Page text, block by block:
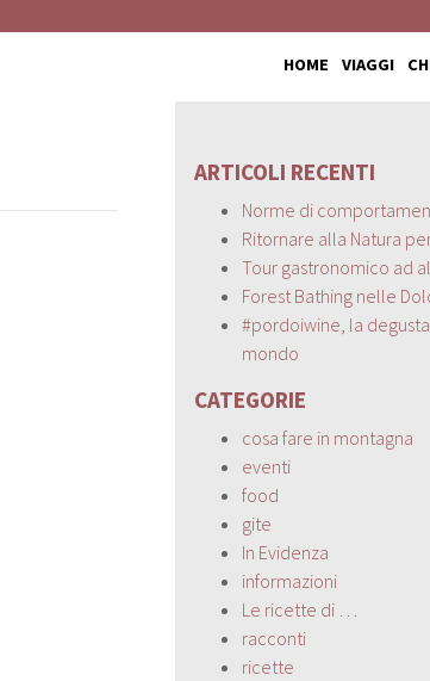
HOME VIAGGI
ARTICOLI RECENTI
Norme di
Ritornare alla Natura
Tour gastronomico ad
Forest Bathing nelle
#pordoiwine, la
mondo
CATEGORIE
cosa fare in montagna
eventi
food
gite
In Evidenza
informazioni
Le ricette di …
racconti
ricette